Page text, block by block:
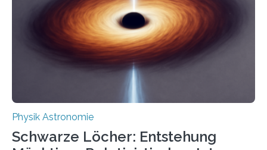
die Herleitung. (DOI: 10.1126/sciadv.adw8462)
Verbrennungsmotoren oder Dampfturbinen sind
Wärmekraftmaschinen: Sie wandeln thermische
Energie in mechanische Bewegung um – oder anders
ausgedrückt, Wärme in Bewegung. In
quantenmechanischen Experimenten ist es in den…
Physik Astronomie
Schwarze Löcher: Entstehung